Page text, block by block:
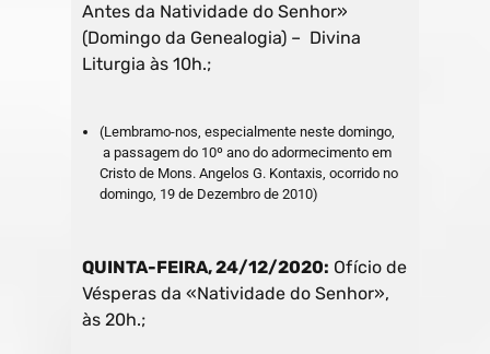
Antes da Natividade do Senhor»
(Domingo da Genealogia) – Divina
Liturgia às 10h.;
(Lembramo-nos, especialmente neste domingo,
a passagem do 10º ano do adormecimento em
Cristo de Mons. Angelos G. Kontaxis, ocorrido no
domingo, 19 de Dezembro de 2010)
QUINTA-FEIRA, 24/12/2020: Ofício de
Vésperas da «Natividade do Senhor»,
às 20h.;